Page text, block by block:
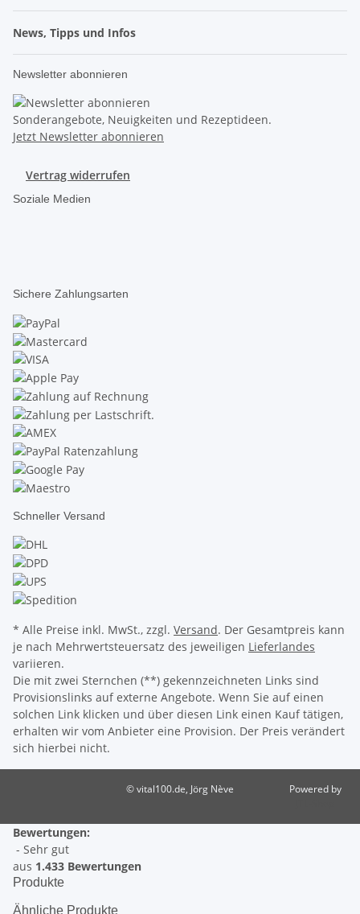
News, Tipps und Infos
Newsletter abonnieren
Sonderangebote, Neuigkeiten und Rezeptideen.
Jetzt Newsletter abonnieren
Vertrag widerrufen
Soziale Medien
Sichere Zahlungsarten
Schneller Versand
* Alle Preise inkl. MwSt., zzgl. Versand. Der Gesamtpreis kann
je nach Mehrwertsteuersatz des jeweiligen Lieferlandes
variieren.
Die mit zwei Sternchen (**) gekennzeichneten Links sind
Provisionslinks auf externe Angebote. Wenn Sie auf einen
solchen Link klicken und über diesen Link einen Kauf tätigen,
erhalten wir vom Anbieter eine Provision. Der Preis verändert
sich hierbei nicht.
© vital100.de, Jörg Nève
Powered by
Bewertungen:
- Sehr gut
aus 1.433 Bewertungen
Produkte
Ähnliche Produkte